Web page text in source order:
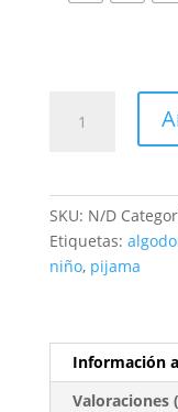
SKU: N/D
Etiquetas:
niño, pijama
Información
Valoraciones